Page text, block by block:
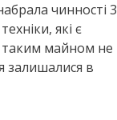
чинності 3
які є
таким майном не
залишалися в